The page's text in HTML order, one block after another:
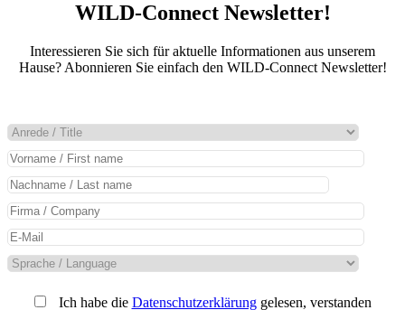
WILD-Connect Newsletter!
Interessieren Sie sich für aktuelle Informationen aus unserem
Hause? Abonnieren Sie einfach den WILD-Connect Newsletter!
Ich habe die Datenschutzerklärunggelesen, verstanden